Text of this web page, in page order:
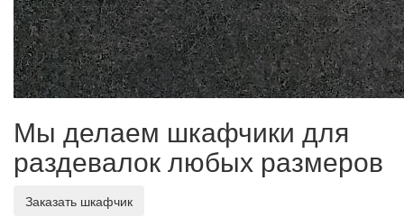
Мы делаем шкафчики для
раздевалок любых размеров
Заказать шкафчик